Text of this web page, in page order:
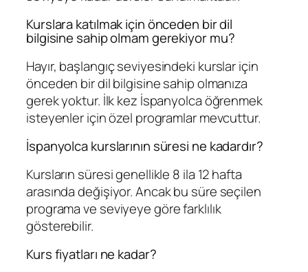
Kurslara katılmak için önceden bir dil
bilgisine sahip olmam gerekiyor mu?
Hayır, başlangıç seviyesindeki kurslar için
önceden bir dil bilgisine sahip olmanıza
gerek yoktur. İlk kez İspanyolca öğrenmek
isteyenler için özel programlar mevcuttur.
İspanyolca kurslarının süresi ne kadardır?
Kursların süresi genellikle 8 ila 12 hafta
arasında değişiyor. Ancak bu süre seçilen
programa ve seviyeye göre farklılık
gösterebilir.
Kurs fiyatları ne kadar?